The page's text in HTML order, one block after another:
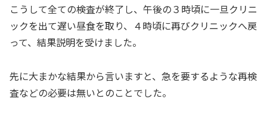
こうして全ての検査が終了し、午後の３時頃に一旦クリニ
ックを出て遅い昼食を取り、４時頃に再びクリニックへ戻
って、結果説明を受けました。
先に大まかな結果から言いますと、急を要するような再検
査などの必要は無いとのことでした。